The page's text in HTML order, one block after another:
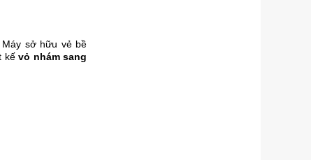
sở hữu vẻ bề
kếvỏ nhám sang